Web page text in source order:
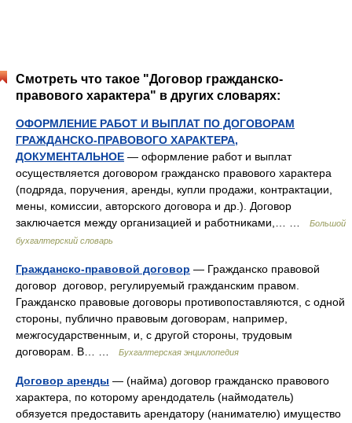
Смотреть что такое "Договор гражданско-
правового характера" в других словарях:
ОФОРМЛЕНИЕ РАБОТ И ВЫПЛАТ ПО ДОГОВОРАМ
ГРАЖДАНСКО-ПРАВОВОГО ХАРАКТЕРА,
ДОКУМЕНТАЛЬНОЕ — оформление работ и выплат
осуществляется договором гражданско правового характера
(подряда, поручения, аренды, купли продажи, контрактации,
мены, комиссии, авторского договора и др.). Договор
заключается между организацией и работниками,… …
Большой
бухгалтерский словарь
Гражданско-правовой договор — Гражданско правовой
договор договор, регулируемый гражданским правом.
Гражданско правовые договоры противопоставляются, с одной
стороны, публично правовым договорам, например,
межгосударственным, и, с другой стороны, трудовым
договорам. В… …
Бухгалтерская энциклопедия
Договор аренды — (найма) договор гражданско правового
характера, по которому арендодатель (наймодатель)
обязуется предоставить арендатору (нанимателю) имущество